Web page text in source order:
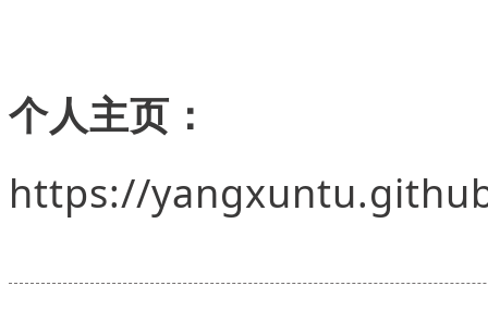
个人主页：
https://